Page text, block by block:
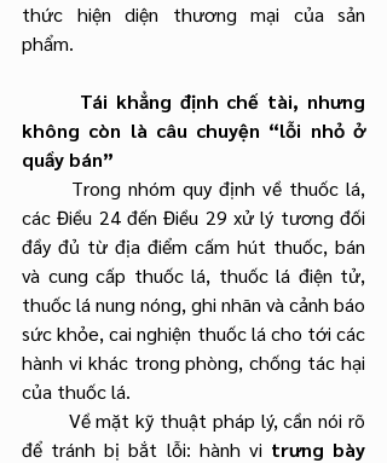
thức hiện diện thương mại của sản
phẩm.
Tái khẳng định chế tài, nhưng
không còn là câu chuyện “lỗi nhỏ ở
quầy bán”
Trong nhóm quy định về thuốc lá,
các Điều 24 đến Điều 29 xử lý tương đối
đầy đủ từ địa điểm cấm hút thuốc, bán
và cung cấp thuốc lá, thuốc lá điện tử,
thuốc lá nung nóng, ghi nhãn và cảnh báo
sức khỏe, cai nghiện thuốc lá cho tới các
hành vi khác trong phòng, chống tác hại
của thuốc lá.
Về mặt kỹ thuật pháp lý, cần nói rõ
để tránh bị bắt lỗi: hành vi trưng bày